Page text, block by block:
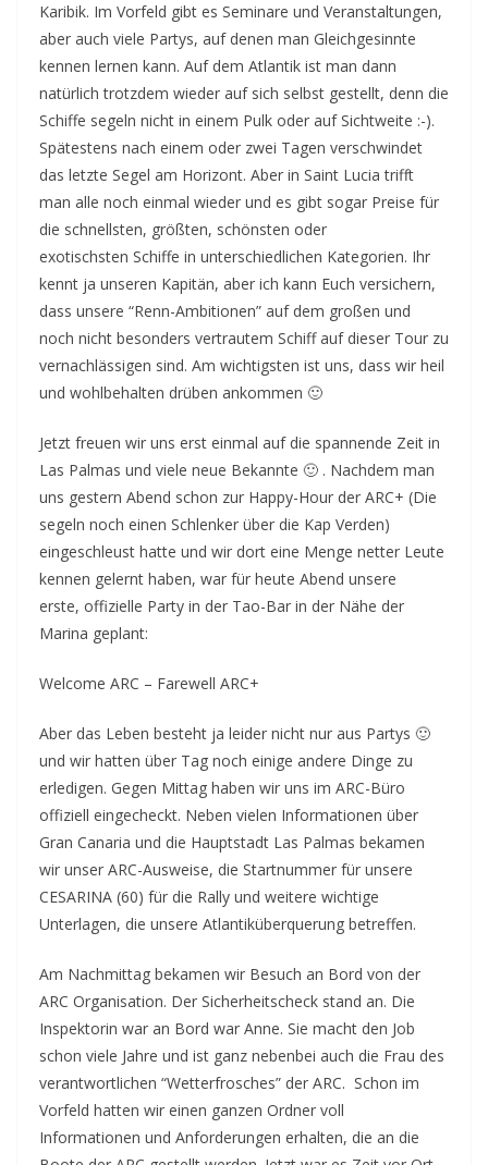
Karibik. Im Vorfeld gibt es Seminare und Veranstaltungen,
aber auch viele Partys, auf denen man Gleichgesinnte
kennen lernen kann. Auf dem Atlantik ist man dann
natürlich trotzdem wieder auf sich selbst gestellt, denn die
Schiffe segeln nicht in einem Pulk oder auf Sichtweite :-).
Spätestens nach einem oder zwei Tagen verschwindet
das letzte Segel am Horizont. Aber in Saint Lucia trifft
man alle noch einmal wieder und es gibt sogar Preise für
die schnellsten, größten, schönsten oder
exotischsten Schiffe in unterschiedlichen Kategorien. Ihr
kennt ja unseren Kapitän, aber ich kann Euch versichern,
dass unsere “Renn-Ambitionen” auf dem großen und
noch nicht besonders vertrautem Schiff auf dieser Tour zu
vernachlässigen sind. Am wichtigsten ist uns, dass wir heil
und wohlbehalten drüben ankommen 🙂
Jetzt freuen wir uns erst einmal auf die spannende Zeit in
Las Palmas und viele neue Bekannte 🙂 . Nachdem man
uns gestern Abend schon zur Happy-Hour der ARC+ (Die
segeln noch einen Schlenker über die Kap Verden)
eingeschleust hatte und wir dort eine Menge netter Leute
kennen gelernt haben, war für heute Abend unsere
erste, offizielle Party in der Tao-Bar in der Nähe der
Marina geplant:
Welcome ARC – Farewell ARC+
Aber das Leben besteht ja leider nicht nur aus Partys 🙂
und wir hatten über Tag noch einige andere Dinge zu
erledigen. Gegen Mittag haben wir uns im ARC-Büro
offiziell eingecheckt. Neben vielen Informationen über
Gran Canaria und die Hauptstadt Las Palmas bekamen
wir unser ARC-Ausweise, die Startnummer für unsere
CESARINA (60) für die Rally und weitere wichtige
Unterlagen, die unsere Atlantiküberquerung betreffen.
Am Nachmittag bekamen wir Besuch an Bord von der
ARC Organisation. Der Sicherheitscheck stand an. Die
Inspektorin war an Bord war Anne. Sie macht den Job
schon viele Jahre und ist ganz nebenbei auch die Frau des
verantwortlichen “Wetterfrosches” der ARC. Schon im
Vorfeld hatten wir einen ganzen Ordner voll
Informationen und Anforderungen erhalten, die an die